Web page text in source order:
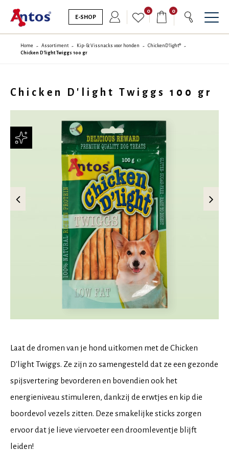
E-SHOP
0 0
Home Assortiment Kip- & Vissnacks voor honden
ChickenD'light®
Chicken D'light Twiggs 100 gr
Chicken D'light Twiggs 100 gr
Laat de dromen van je hond uitkomen met de Chicken
D'light Twiggs. Ze zijn zo samengesteld dat ze een gezonde
spijsvertering bevorderen en bovendien ook het
energieniveau stimuleren, dankzij de erwtjes en kip die
boordevol vezels zitten. Deze smakelijke sticks zorgen
ervoor dat je lieve viervoeter een droomleventje blijft
leiden!